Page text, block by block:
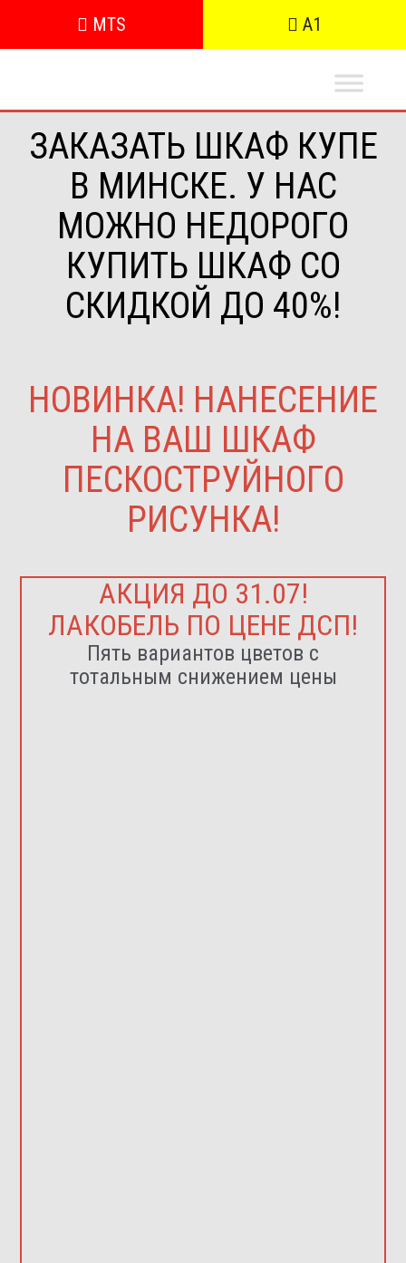
MTS A1
ЗАКАЗАТЬ ШКАФ КУПЕ
В МИНСКЕ. У НАС
МОЖНО НЕДОРОГО
КУПИТЬ ШКАФ СО
СКИДКОЙ ДО 40%!
НОВИНКА! НАНЕСЕНИЕ
НА ВАШ ШКАФ
ПЕСКОСТРУЙНОГО
РИСУНКА!
АКЦИЯ ДО 31.07!
ЛАКОБЕЛЬ ПО ЦЕНЕ ДСП!
Пять вариантов цветов с
тотальным снижением цены